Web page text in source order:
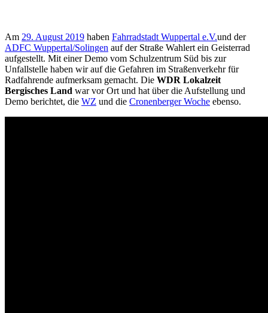
Am 29. August 2019 haben Fahrradstadt Wuppertal e.V.und der
ADFC Wuppertal/Solingen auf der Straße Wahlert ein Geisterrad
aufgestellt. Mit einer Demo vom Schulzentrum Süd bis zur
Unfallstelle haben wir auf die Gefahren im Straßenverkehr für
Radfahrende aufmerksam gemacht. Die WDR Lokalzeit
Bergisches Land war vor Ort und hat über die Aufstellung und
Demo berichtet, die WZ und die Cronenberger Woche ebenso.